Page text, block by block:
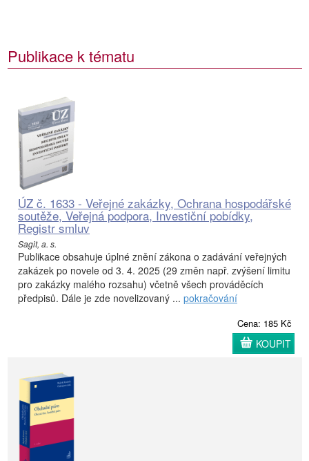
Publikace k tématu
ÚZ č. 1633 - Veřejné zakázky, Ochrana hospodářské
soutěže, Veřejná podpora, Investiční pobídky,
Registr smluv
Sagit, a. s.
Publikace obsahuje úplné znění zákona o zadávání veřejných
zakázek po novele od 3. 4. 2025 (29 změn např. zvýšení limitu
pro zakázky malého rozsahu) včetně všech prováděcích
předpisů. Dále je zde novelizovaný ... pokračování
Cena: 185 Kč
KOUPIT